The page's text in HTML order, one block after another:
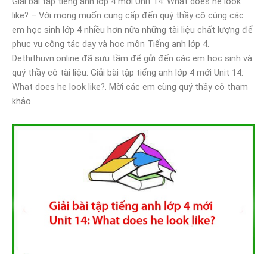
like? – Với mong muốn cung cấp đến quý thầy cô cùng các
em học sinh lớp 4 nhiều hơn nữa những tài liệu chất lượng để
phục vụ công tác dạy và học môn Tiếng anh lớp 4.
Dethithuvn.online đã sưu tầm để gửi đến các em học sinh và
quý thầy cô tài liệu: Giải bài tập tiếng anh lớp 4 mới Unit 14:
What does he look like?. Mời các em cùng quý thầy cô tham
khảo.